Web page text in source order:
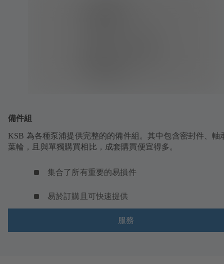
備件組
KSB 為各種泵浦提供完整的的備件組。其中包含密封件、軸
葉輪，且與單獨購買相比，成套購買便宜得多。
集合了所有重要的易損件
易於訂購且可快速提供
服務